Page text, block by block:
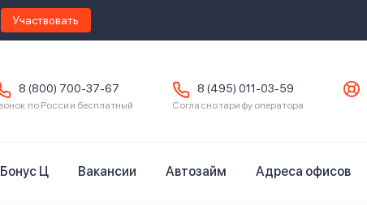
Участвовать
8 (800) 700-37-67
по России бесплатный
8 (495) 011-03-59
Согласно тарифу оператора
Бонус Ц Вакансии Автозайм Адреса офисов